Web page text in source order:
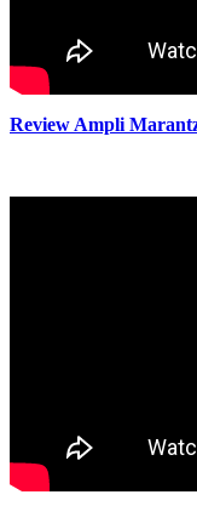
Review Ampli